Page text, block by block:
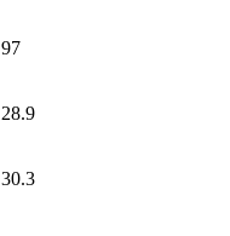
97
28.9
30.3